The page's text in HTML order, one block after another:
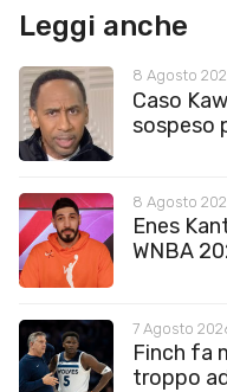
Leggi anche
8 Agosto
Caso
sospeso
8 Agosto
Enes
WNBA
7 Agosto
Finch fa
troppo